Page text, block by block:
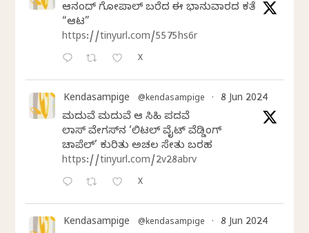
ಆನಂದ್‌ ಗೋಪಾಲ್‌ ಬರೆದ ಈ ಭಾನುವಾರದ ಕತೆ
“ಆಟ”
https://tinyurl.com/5575hs6r
X
Kendasampige @kendasampige · 8 Jun 2024
ಮದುವೆ ಮದುವೆ ಆ ಸಿಹಿ ಪದವೆ
ಲಾಸ್‌ ವೇಗಸ್‌ನ ‘ಲಿಟಲ್ ವೈಟ್ ವೆಡ್ಡಿಂಗ್
ಚಾಪೆಲ್’ ಕುರಿತು ಅಚಲ ಸೇತು ಬರಹ
https://tinyurl.com/2v28abrv
X
Kendasampige @kendasampige · 8 Jun 2024